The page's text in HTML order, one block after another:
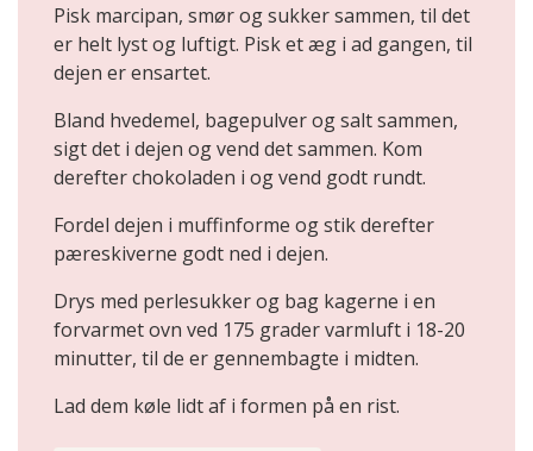
Pisk marcipan, smør og sukker sammen, til det
er helt lyst og luftigt. Pisk et æg i ad gangen, til
dejen er ensartet.
Bland hvedemel, bagepulver og salt sammen,
sigt det i dejen og vend det sammen. Kom
derefter chokoladen i og vend godt rundt.
Fordel dejen i muffinforme og stik derefter
pæreskiverne godt ned i dejen.
Drys med perlesukker og bag kagerne i en
forvarmet ovn ved 175 grader varmluft i 18-20
minutter, til de er gennembagte i midten.
Lad dem køle lidt af i formen på en rist.